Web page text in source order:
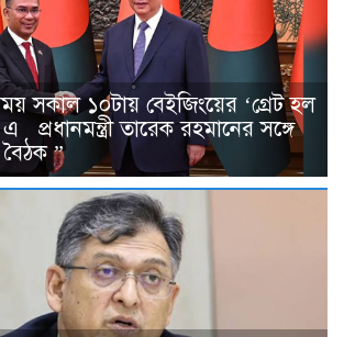
সকাল ১০টায় বেইজিংয়ের ‘গ্রেট হল
তারেক রহমানের সঙ্গে
”